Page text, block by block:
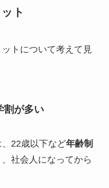
ト
トについて考えて見
割が多い
22歳以下など年齢制
社会人になってから